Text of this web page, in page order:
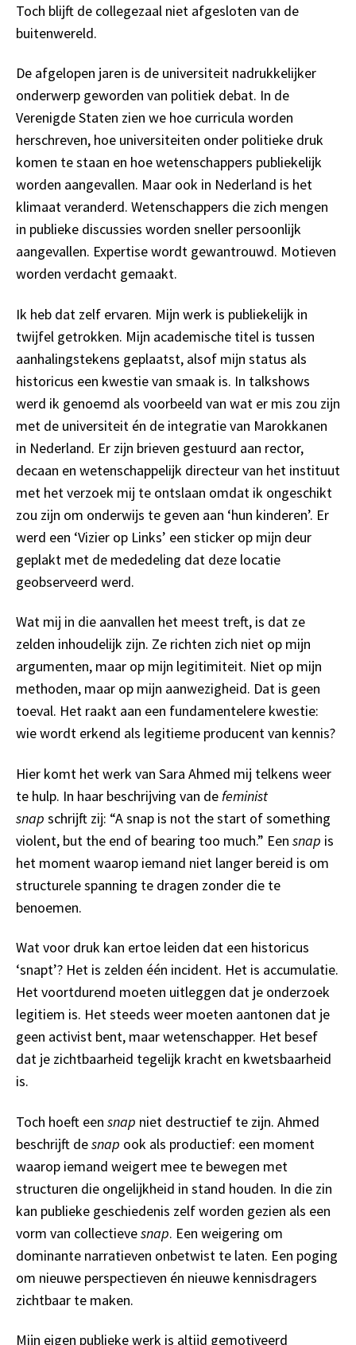
Toch blijft de collegezaal niet afgesloten van de
buitenwereld.
De afgelopen jaren is de universiteit nadrukkelijker
onderwerp geworden van politiek debat. In de
Verenigde Staten zien we hoe curricula worden
herschreven, hoe universiteiten onder politieke druk
komen te staan en hoe wetenschappers publiekelijk
worden aangevallen. Maar ook in Nederland is het
klimaat veranderd. Wetenschappers die zich mengen
in publieke discussies worden sneller persoonlijk
aangevallen. Expertise wordt gewantrouwd. Motieven
worden verdacht gemaakt.
Ik heb dat zelf ervaren. Mijn werk is publiekelijk in
twijfel getrokken. Mijn academische titel is tussen
aanhalingstekens geplaatst, alsof mijn status als
historicus een kwestie van smaak is. In talkshows
werd ik genoemd als voorbeeld van wat er mis zou zijn
met de universiteit én de integratie van Marokkanen
in Nederland. Er zijn brieven gestuurd aan rector,
decaan en wetenschappelijk directeur van het instituut
met het verzoek mij te ontslaan omdat ik ongeschikt
zou zijn om onderwijs te geven aan ‘hun kinderen’. Er
werd een ‘Vizier op Links’ een sticker op mijn deur
geplakt met de mededeling dat deze locatie
geobserveerd werd.
Wat mij in die aanvallen het meest treft, is dat ze
zelden inhoudelijk zijn. Ze richten zich niet op mijn
argumenten, maar op mijn legitimiteit. Niet op mijn
methoden, maar op mijn aanwezigheid. Dat is geen
toeval. Het raakt aan een fundamentelere kwestie:
wie wordt erkend als legitieme producent van kennis?
Hier komt het werk van Sara Ahmed mij telkens weer
te hulp. In haar beschrijving van de feminist
snap schrijft zij: “A snap is not the start of something
violent, but the end of bearing too much.” Een snap is
het moment waarop iemand niet langer bereid is om
structurele spanning te dragen zonder die te
benoemen.
Wat voor druk kan ertoe leiden dat een historicus
‘snapt’? Het is zelden één incident. Het is accumulatie.
Het voortdurend moeten uitleggen dat je onderzoek
legitiem is. Het steeds weer moeten aantonen dat je
geen activist bent, maar wetenschapper. Het besef
dat je zichtbaarheid tegelijk kracht en kwetsbaarheid
is.
Toch hoeft een snap niet destructief te zijn. Ahmed
beschrijft desnap ook als productief: een moment
waarop iemand weigert mee te bewegen met
structuren die ongelijkheid in stand houden. In die zin
kan publieke geschiedenis zelf worden gezien als een
vorm van collectievesnap. Een weigering om
dominante narratieven onbetwist te laten. Een poging
om nieuwe perspectieven én nieuwe kennisdragers
zichtbaar te maken.
Mijn eigen publieke werk is altijd gemotiveerd